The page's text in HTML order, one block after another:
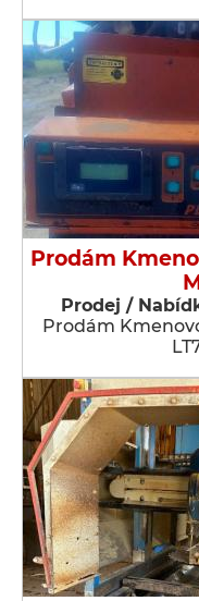
Prodám
Prodej /
Prodám